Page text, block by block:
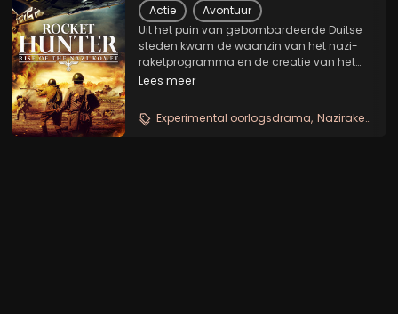
Actie
Avontuur
Uit het puin van gebombardeerde Duitse
steden kwam de waanzin van het nazi-
raketprogramma en de creatie van het
Me163-raketvliegtuig, ook bekend als de
Lees meer
Experimental oorlogsdrama Naziraketten